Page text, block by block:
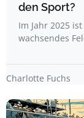
den Sport?
Im Jahr 2025
wachsendes
Charlotte Fuchs